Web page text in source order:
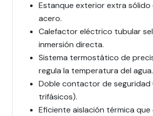
Estanque exterior extra sólido
acero.
Calefactor eléctrico tubular
inmersión directa.
Sistema termostático de
regula la temperatura del agua.
Doble contactor de seguridad
trifásicos).
Eficiente aislación térmica que